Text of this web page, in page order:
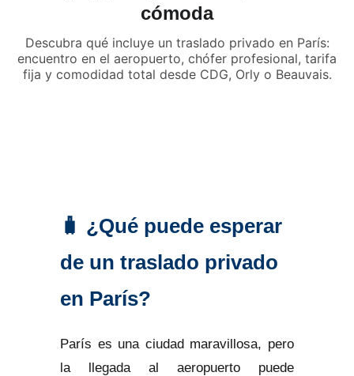
cómoda
Descubra qué incluye un traslado privado en París:
encuentro en el aeropuerto, chófer profesional, tarifa
fija y comodidad total desde CDG, Orly o Beauvais.